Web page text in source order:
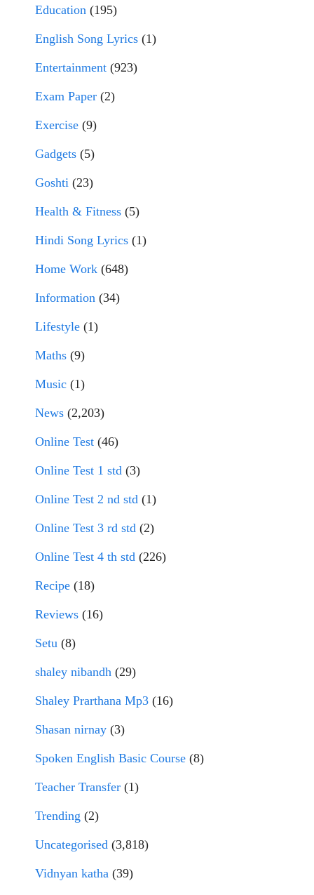
Education (195)
English Song Lyrics (1)
Entertainment (923)
Exam Paper (2)
Exercise (9)
Gadgets (5)
Goshti (23)
Health & Fitness (5)
Hindi Song Lyrics (1)
Home Work (648)
Information (34)
Lifestyle (1)
Maths (9)
Music (1)
News (2,203)
Online Test (46)
Online Test 1 std (3)
Online Test 2 nd std (1)
Online Test 3 rd std (2)
Online Test 4 th std (226)
Recipe (18)
Reviews (16)
Setu (8)
shaley nibandh (29)
Shaley Prarthana Mp3 (16)
Shasan nirnay (3)
Spoken English Basic Course (8)
Teacher Transfer (1)
Trending (2)
Uncategorised (3,818)
Vidnyan katha (39)